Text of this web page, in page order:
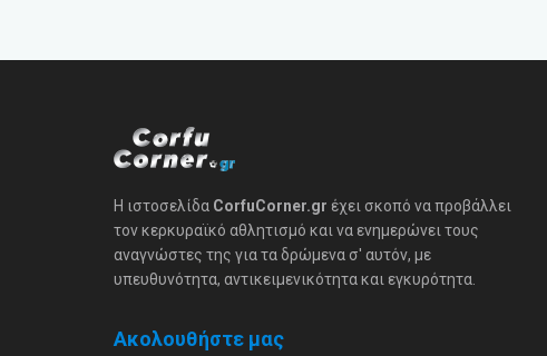
Η ιστοσελίδα CorfuCorner.gr έχει σκοπό να προβάλλει
τον κερκυραϊκό αθλητισμό και να ενημερώνει τους
αναγνώστες της για τα δρώμενα σ' αυτόν, με
υπευθυνότητα, αντικειμενικότητα και εγκυρότητα.
Ακολουθήστε μας